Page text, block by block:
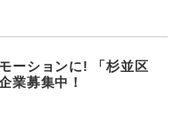
ーションに! 「杉並区
業募集中！